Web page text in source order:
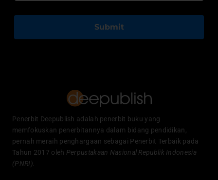
Submit
Penerbit Deepublish adalah penerbit buku yang
memfokuskan penerbitannya dalam bidang pendidikan,
pernah meraih penghargaan sebagai Penerbit Terbaik pada
Tahun 2017 oleh Perpustakaan Nasional Republik Indonesia
(PNRI).